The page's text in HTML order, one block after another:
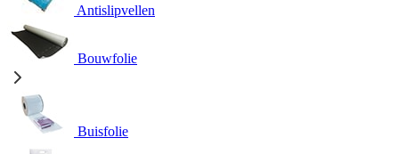
Antislipvellen
Bouwfolie
Buisfolie